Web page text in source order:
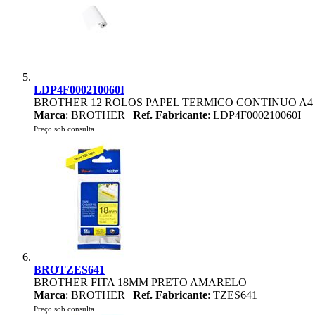
LDP4F000210060I
BROTHER 12 ROLOS PAPEL TERMICO CONTINUO A4
Marca: BROTHER | Ref. Fabricante: LDP4F000210060I
Preço sob consulta
BROTZES641
BROTHER FITA 18MM PRETO AMARELO
Marca: BROTHER | Ref. Fabricante: TZES641
Preço sob consulta